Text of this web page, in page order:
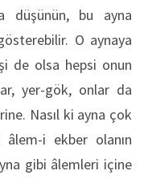
düşünün, bu ayna
O aynaya
de olsa hepsi onun
yer-gök, onlar da
Nasıl ki ayna çok
i ekber olanın
gibi âlemleri içine